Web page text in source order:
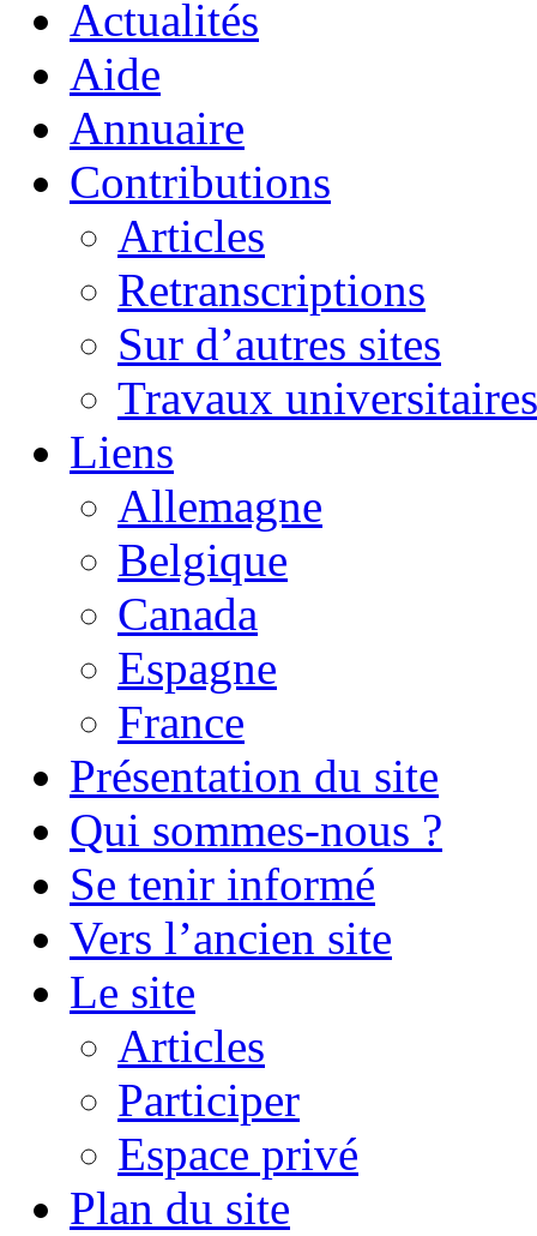
Actualités
Aide
Annuaire
Contributions
Articles
Retranscriptions
Sur d’autres sites
Travaux universitaires
Liens
Allemagne
Belgique
Canada
Espagne
France
Présentation du site
Qui sommes-nous ?
Se tenir informé
Vers l’ancien site
Le site
Articles
Participer
Espace privé
Plan du site